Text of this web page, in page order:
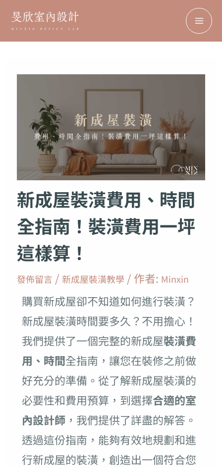
新成屋裝潢費用、時間
全指南！裝潢費用一坪
這樣算！
發佈留言 / 新成屋裝潢教學 / 作者: Minxin
購買新成屋卻不知道如何進行裝潢？
新成屋裝潢時間要多久？不用擔心！
我們提供了一個完整的新成屋裝潢費
用、時間全指南，讓您在裝修之前做
好充分的準備。從了解新成屋裝潢的
必要性和費用預算，到選擇合適的室
內設計師，我們提供了詳盡的解答。
透過這份指南，能夠有效地規劃和進
行新成屋的裝潢，創造出一個符合您
搜
尋